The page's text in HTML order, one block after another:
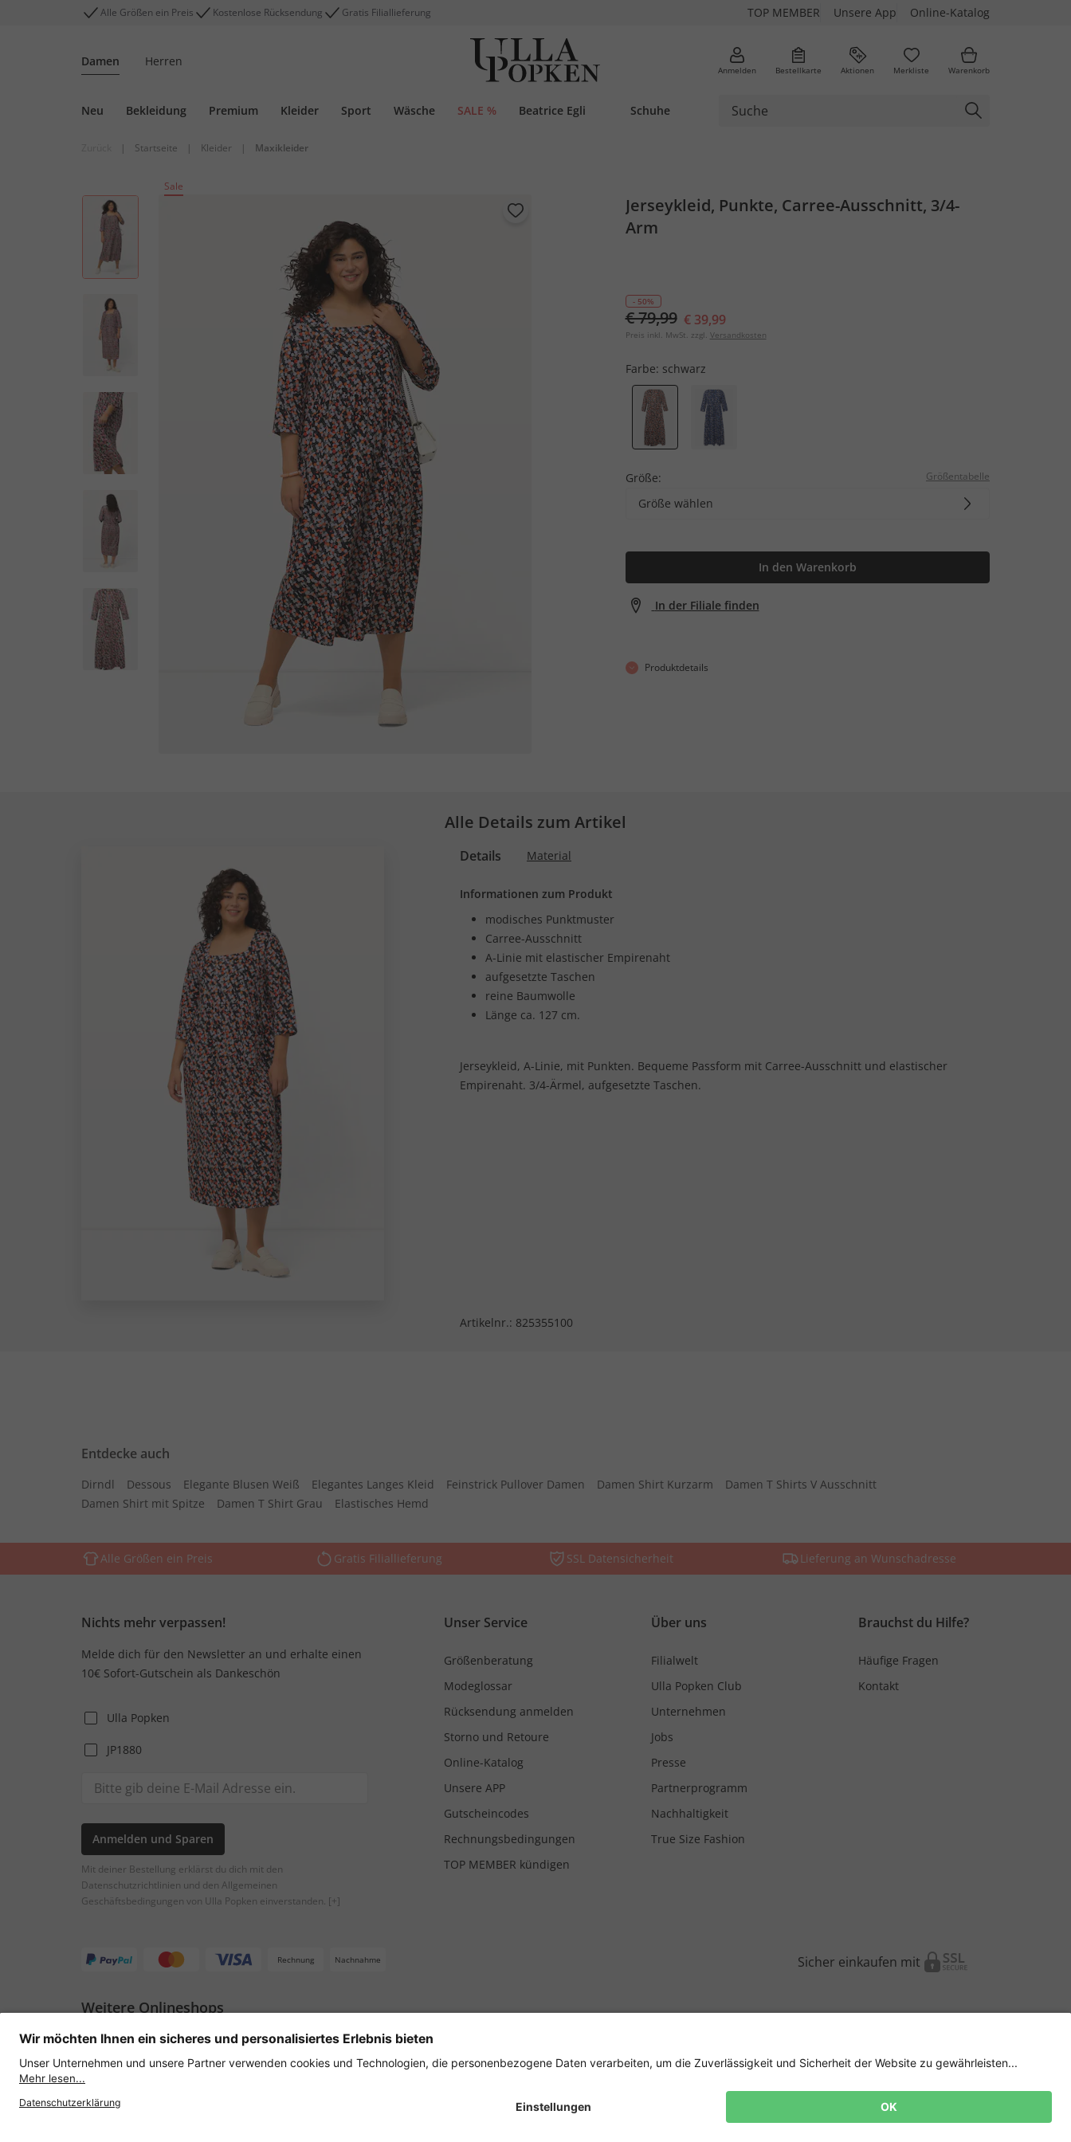
Alle Größen ein Preis Kostenlose Rücksendung Gratis Filiallieferung TOP MEMBER Unsere App Online-Katalog
Damen Herren
Anmelden Bestellkarte Aktionen Merkliste Warenkorb
Neu Bekleidung Premium Kleider Sport Wäsche SALE % Beatrice Egli Schuhe
| Startseite | Kleider | Maxikleider
Sale
Jerseykleid, Punkte, Carree-Ausschnitt, 3/4-
Arm
- 50%
€ 79,99 € 39,99
Preis inkl. MwSt. zzgl. Versandkosten
Farbe: schwarz
Größe: Größentabelle
Größe wählen
In den Warenkorb
In der Filiale finden
Produktdetails
Alle Details zum Artikel
Details Material
Informationen zum Produkt
modisches Punktmuster
Carree-Ausschnitt
A-Linie mit elastischer Empirenaht
aufgesetzte Taschen
reine Baumwolle
Länge ca. 127 cm.
Jerseykleid, A-Linie, mit Punkten. Bequeme Passform mit Carree-Ausschnitt und elastischer
Empirenaht. 3/4-Ärmel, aufgesetzte Taschen.
Artikelnr.: 825355100
Entdecke auch
Dirndl Dessous Elegante Blusen Weiß Elegantes Langes Kleid Feinstrick Pullover Damen Damen Shirt Kurzarm
Damen T Shirts V Ausschnitt
Damen Shirt mit Spitze
Damen T Shirt Grau Elastisches Hemd
Alle Größen ein Preis Gratis Filiallieferung SSL Datensicherheit Lieferung an Wunschadresse
Nichts mehr verpassen!
Melde dich für den Newsletter an und erhalte einen
10€ Sofort-Gutschein als Dankeschön
Ulla Popken
JP1880
Anmelden und Sparen
Mit deiner Bestellung erklärst du dich mit den
Datenschutzrichtlinien und den Allgemeinen
Geschäftsbedingungen von Ulla Popken einverstanden. [+]
Unser Service
Größenberatung
Modeglossar
Rücksendung anmelden
Storno und Retoure
Online-Katalog
Unsere APP
Gutscheincodes
Rechnungsbedingungen
TOP MEMBER kündigen
Über uns
Filialwelt
Ulla Popken Club
Unternehmen
Jobs
Presse
Partnerprogramm
Nachhaltigkeit
True Size Fashion
Brauchst du Hilfe?
Häufige Fragen
Kontakt
Rechnung Nachnahme Sicher einkaufen mit
Weitere Onlineshops
Österreich